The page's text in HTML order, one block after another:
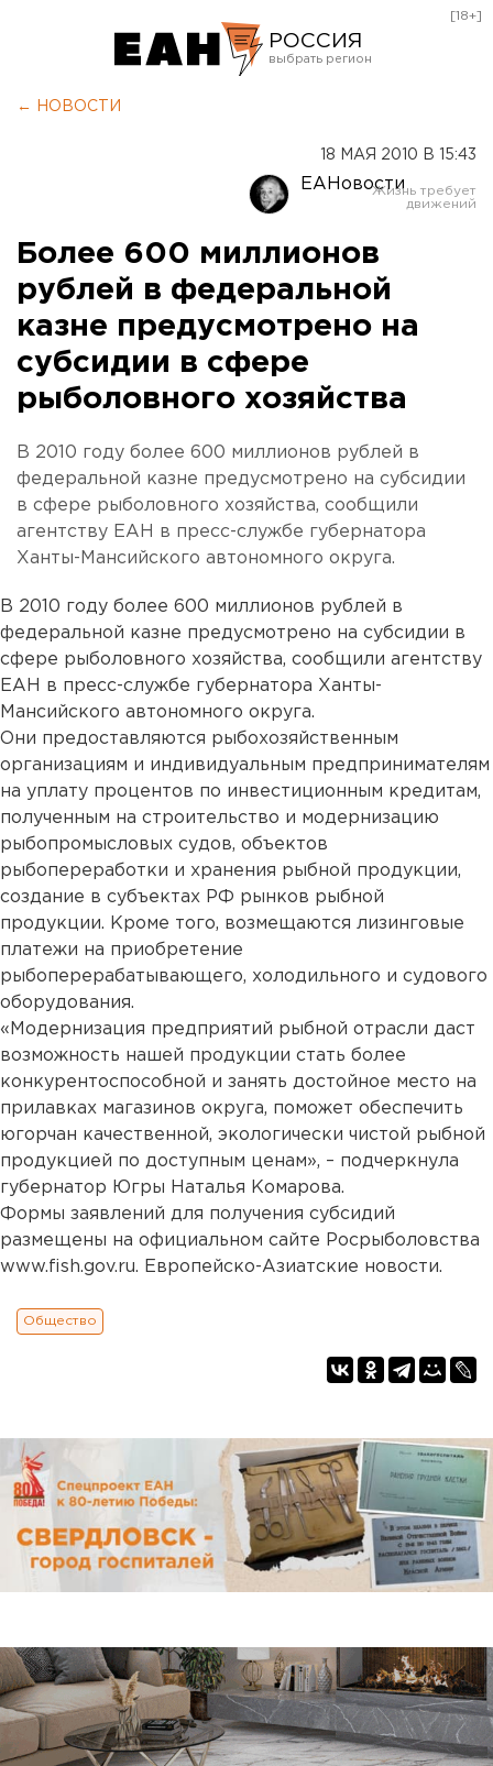
РОССИЯ
Оренбург
[18+]
← НОВОСТИ
18 МАЯ 2010 В 15:43
ЕАНовости
Более 600 миллионов
рублей в федеральной
казне предусмотрено на
субсидии в сфере
рыболовного хозяйства
В 2010 году более 600 миллионов рублей в
федеральной казне предусмотрено на субсидии
в сфере рыболовного хозяйства, сообщили
агентству ЕАН в пресс-службе губернатора
Ханты-Мансийского автономного округа.
В 2010 году более 600 миллионов рублей в
федеральной казне предусмотрено на субсидии в
сфере рыболовного хозяйства, сообщили агентству
ЕАН в пресс-службе губернатора Ханты-
Мансийского автономного округа.
Они предоставляются рыбохозяйственным
организациям и индивидуальным предпринимателям
на уплату процентов по инвестиционным кредитам,
полученным на строительство и модернизацию
рыбопромысловых судов, объектов
рыбопереработки и хранения рыбной продукции,
создание в субъектах РФ рынков рыбной
продукции. Кроме того, возмещаются лизинговые
платежи на приобретение
рыбоперерабатывающего, холодильного и судового
оборудования.
«Модернизация предприятий рыбной отрасли даст
возможность нашей продукции стать более
конкурентоспособной и занять достойное место на
прилавках магазинов округа, поможет обеспечить
югорчан качественной, экологически чистой рыбной
продукцией по доступным ценам», – подчеркнула
губернатор Югры Наталья Комарова.
Формы заявлений для получения субсидий
размещены на официальном сайте Росрыболовства
www.fish.gov.ru. Европейско-Азиатские новости.
Общество